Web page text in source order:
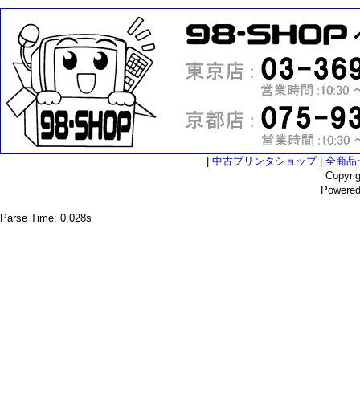
中古プリンタショップ| 全商品
Parse Time: 0.028s